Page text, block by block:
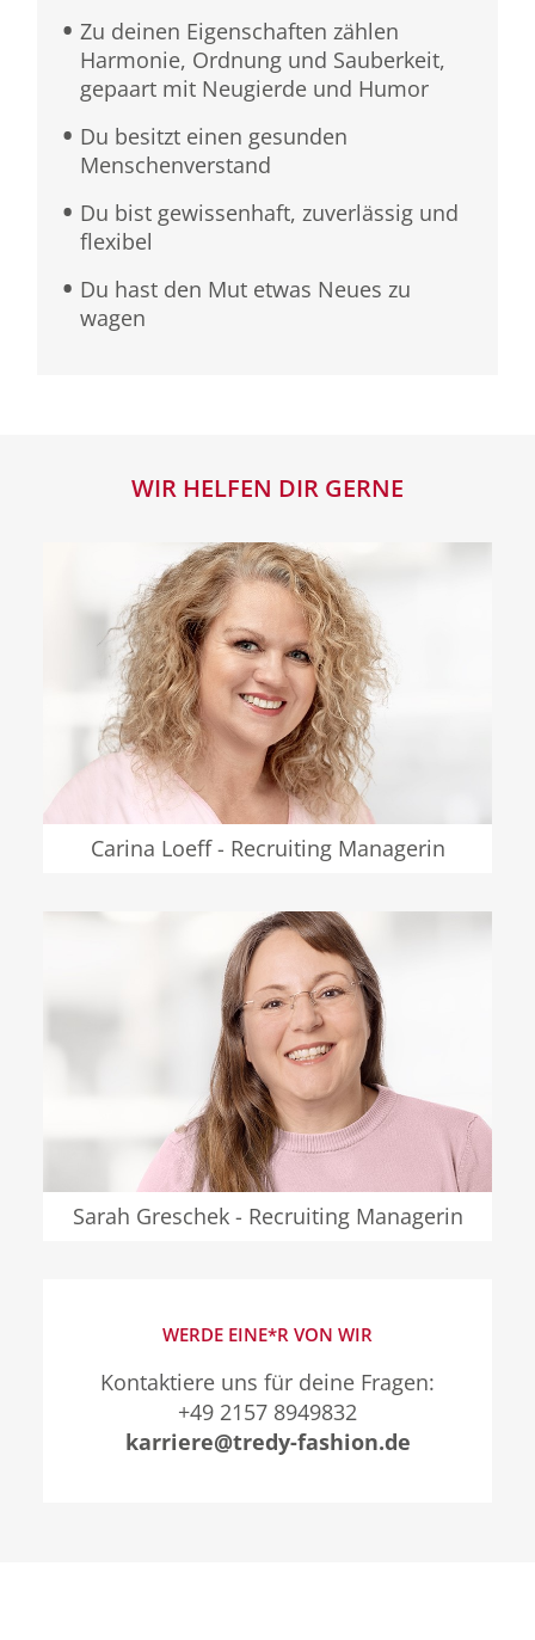
Zu deinen Eigenschaften zählen
Harmonie, Ordnung und Sauberkeit,
gepaart mit Neugierde und Humor
Du besitzt einen gesunden
Menschenverstand
Du bist gewissenhaft, zuverlässig und
flexibel
Du hast den Mut etwas Neues zu
wagen
WIR HELFEN DIR GERNE
Carina Loeff - Recruiting Managerin
Sarah Greschek - Recruiting Managerin
WERDE EINE*R VON WIR
Kontaktiere uns für deine Fragen:
+49 2157 8949832
karriere@tredy-fashion.de